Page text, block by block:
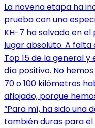
La novena etapa ha
prueba con una
KH-7 ha salvado en el
lugar absoluto. A
Top 15 de la general y
día positivo. No
70 o 100 kilómetros
aflojado, porque
“Para mí, ha sido una
también duras para el